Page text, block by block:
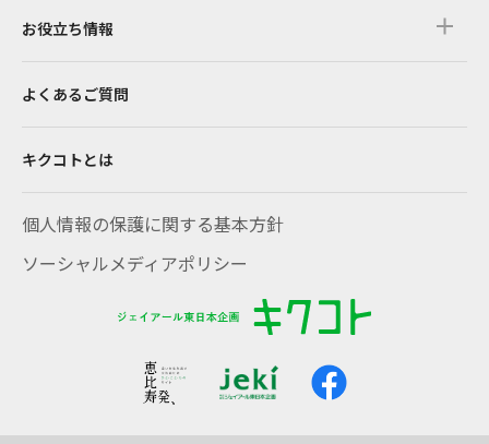
お役立ち情報
よくあるご質問
キクコトとは
個人情報の保護に関する基本方針
ソーシャルメディアポリシー